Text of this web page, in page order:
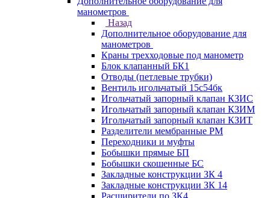
манометров
Назад
Дополнительное оборудование для
манометров
Краны трехходовые под манометр
Блок клапанный БК1
Отводы (петлевые трубки)
Вентиль игольчатый 15с54бк
Игольчатый запорный клапан КЗИС
Игольчатый запорный клапан КЗИМ
Игольчатый запорный клапан КЗИТ
Разделители мембранные РМ
Переходники и муфты
Бобышки прямые БП
Бобышки скошенные БС
Закладные конструкции ЗК 4
Закладные конструкции ЗК 14
Расширители по ЗК4